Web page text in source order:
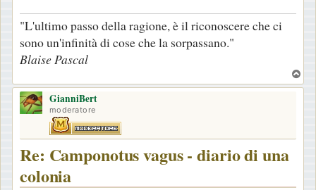
"L'ultimo passo della ragione, è il riconoscere che ci
sono un'infinità di cose che la sorpassano."
Blaise Pascal
o
GianniBert
moderatore
Re: Camponotus vagus - diario di una
colonia